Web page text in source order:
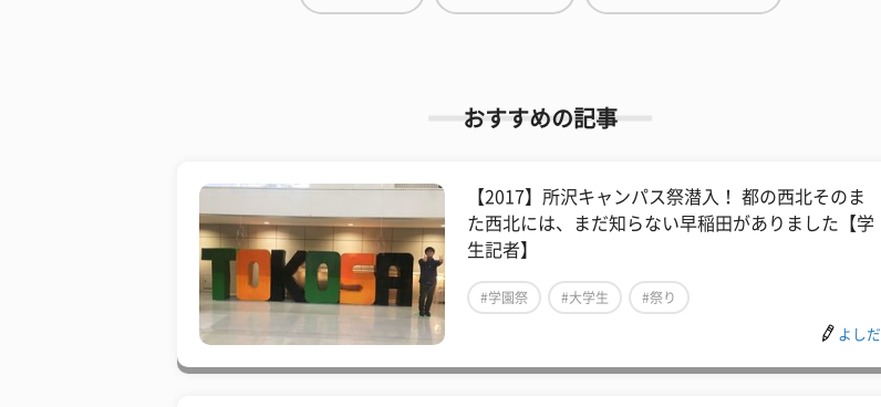
おすすめの記事
【2017】所沢キャンパス祭潜入！ 都の西北そのま
た西北には、まだ知らない早稲田がありました【学
生記者】
#学園祭 #大学生 #祭り
よしだ